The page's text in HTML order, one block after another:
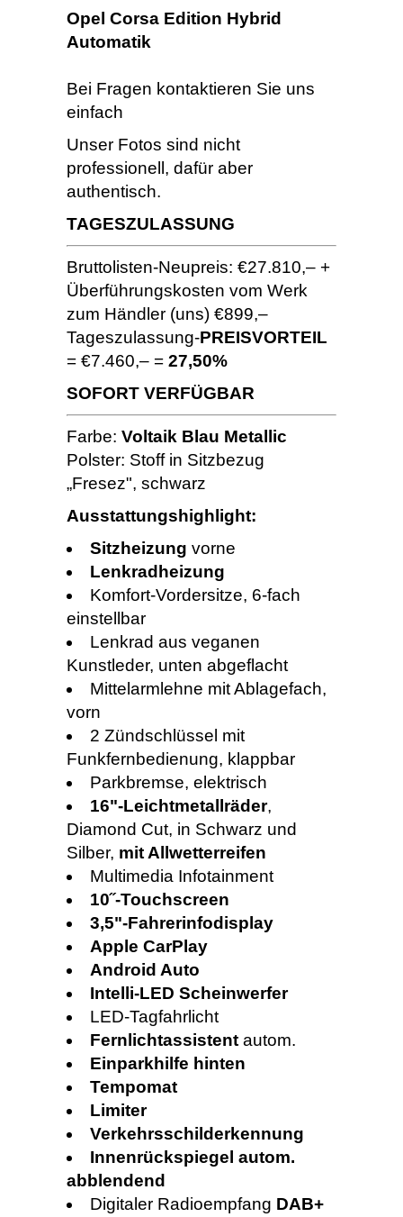
Opel Corsa Edition Hybrid
Automatik
Bei Fragen kontaktieren Sie uns
einfach
Unser Fotos sind nicht
professionell, dafür aber
authentisch.
TAGESZULASSUNG
Bruttolisten-Neupreis: €27.810,– +
Überführungskosten vom Werk
zum Händler (uns) €899,–
Tageszulassung-PREISVORTEIL
= €7.460,– = 27,50%
SOFORT VERFÜGBAR
Farbe: Voltaik Blau Metallic
Polster: Stoff in Sitzbezug
„Fresez", schwarz
Ausstattungshighlight:
Sitzheizungvorne
Lenkradheizung
Komfort-Vordersitze, 6-fach
einstellbar
Lenkrad aus veganen
Kunstleder, unten abgeflacht
Mittelarmlehne mit Ablagefach,
vorn
2 Zündschlüssel mit
Funkfernbedienung, klappbar
Parkbremse, elektrisch
16"-Leichtmetallräder,
Diamond Cut, in Schwarz und
Silber, mit Allwetterreifen
Multimedia Infotainment
10˝-Touchscreen
3,5"-Fahrerinfodisplay
Apple CarPlay
Android Auto
Intelli-LED Scheinwerfer
LED-Tagfahrlicht
Fernlichtassistentautom.
Einparkhilfe hinten
Tempomat
Limiter
Verkehrsschilderkennung
Innenrückspiegel autom.
abblendend
Digitaler Radioempfang DAB+